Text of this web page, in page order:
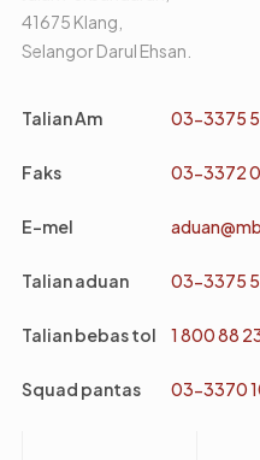
41675 Klang,
Selangor Darul Ehsan.
Talian Am 03-3375
Faks 03-3372
E-mel
Talian aduan 03-3375
Talian bebas tol 1 800 88
Squad pantas 03-3370